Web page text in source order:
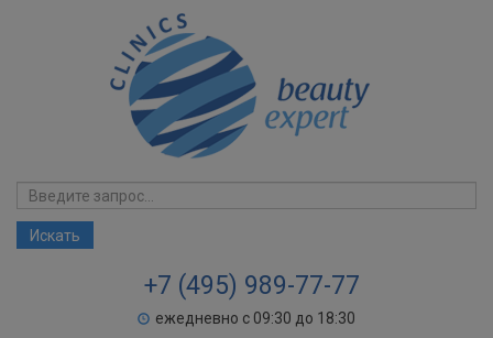
+7 (495) 989-77-77
ежедневно с 09:30 до 18:30